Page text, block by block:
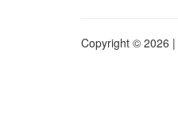
Copyright © 2026 |